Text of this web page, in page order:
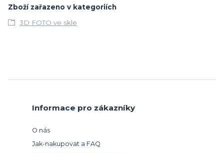
Zboží zařazeno v kategoriích
3D FOTO ve skle
Informace pro zákazníky
O nás
Jak-nakupovat a FAQ